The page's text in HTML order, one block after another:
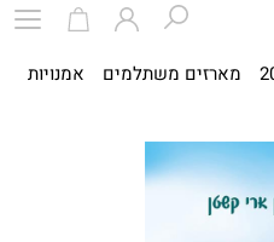
מארזים משתלמים אמנויות